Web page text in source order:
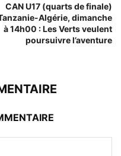
CAN U17 (quarts de finale)
Algérie, dimanche
à 14h00 : Les Verts veulent
poursuivre l’aventure